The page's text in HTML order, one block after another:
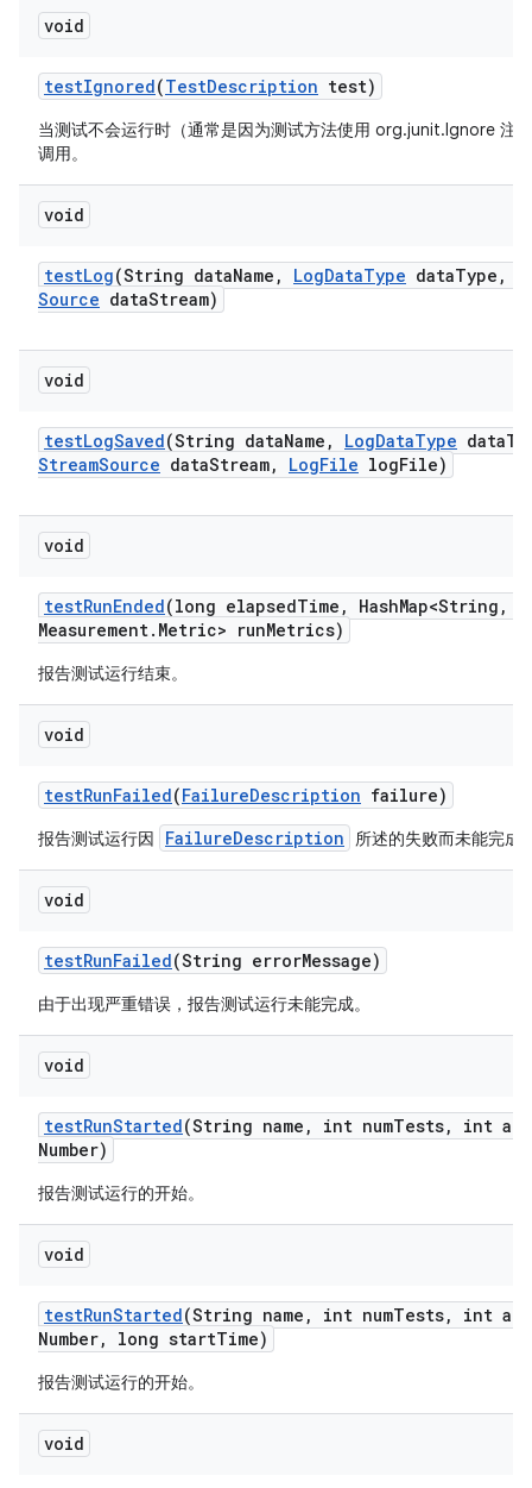
void
testIgnored(TestDescription test)
当测试不会运行时（通常是因为测试方法使用 org.junit.Ignore 注
调用。
void
testLog(String dataName , LogDataType dataType ,
Source dataStream)
void
testLogSaved(String dataName , LogDataType data
StreamSource dataStream, LogFile logFile)
void
testRunEnded(long elapsedTime , HashMap<String ,
Measurement. Metric> runMetrics)
报告测试运行结束。
void
testRunFailed(FailureDescription failure)
报告测试运行因 FailureDescription 所述的失败而未能完成
void
testRunFailed(String errorMessage)
由于出现严重错误，报告测试运行未能完成。
void
testRunStarted(String name , int numTests,
int
Number)
报告测试运行的开始。
void
testRunStarted(String name , int numTests,
int
Number, long startTime)
报告测试运行的开始。
void